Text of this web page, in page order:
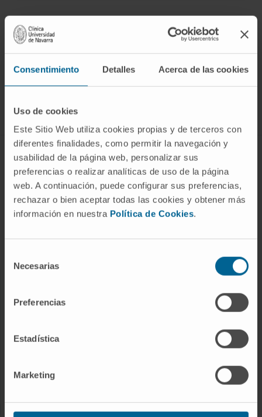
Consentimiento Detalles Acerca de las cookies
Uso de cookies
Este Sitio Web utiliza cookies propias y de terceros con
diferentes finalidades, como permitir la navegación y
usabilidad de la página web, personalizar sus
preferencias o realizar analíticas de uso de la página
web. A continuación, puede configurar sus preferencias,
rechazar o bien aceptar todas las cookies y obtener más
información en nuestra Política de Cookies.
Necesarias
Preferencias
Estadística
Marketing
ABOUT CIMA
Who we are
Research Center of the Clinica
Campus of the Universidad de Navarra